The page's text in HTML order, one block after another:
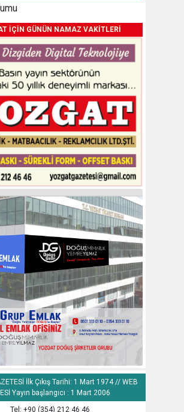
İÇİN GÜNÜN NAMAZ VAKİTLERİ
İlk Çıkış Tarihi: 1 Mart 1974 // WEB
Yayın başlangıcı : 1 Mart 2006
Tel: +90 (354) 212 46 46